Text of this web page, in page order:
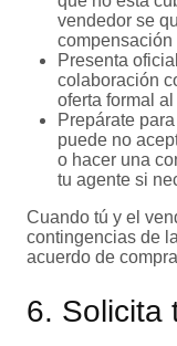
vendedor se
compensación
Presenta
colaboración
oferta formal
Prepárate
puede no
o hacer una
tu agente si
Cuando tú y el
contingencias de
acuerdo de
6. Solicita